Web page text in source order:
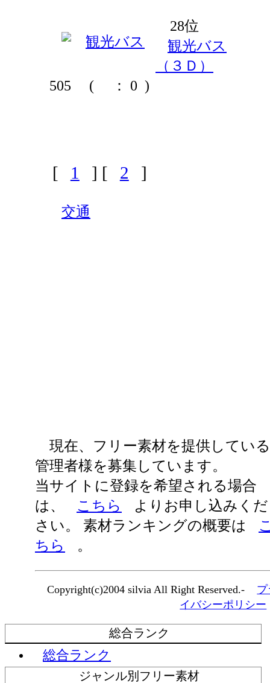
28位
観光バス
（３Ｄ）
505
( ： 0 )
[ 1 ] [ 2 ]
交通
現在、フリー素材を提供している
管理者様を募集しています。
当サイトに登録を希望される場合
は、
こちら
よりお申し込みくだ
さい。 素材ランキングの概要は
ちら
。
Copyright(c)2004 silvia All Right Reserved.-
イバシーポリシー
総合ランク
総合ランク
ジャンル別フリー素材